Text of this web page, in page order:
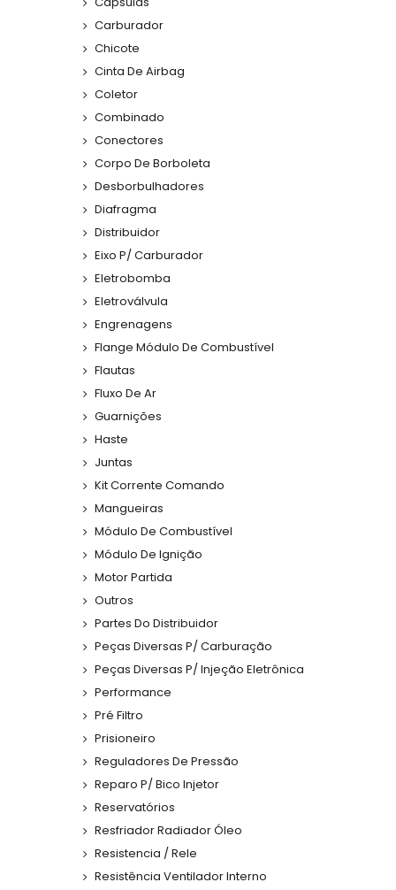
Carburador
Chicote
Cinta De Airbag
Coletor
Combinado
Conectores
Corpo De Borboleta
Desborbulhadores
Diafragma
Distribuidor
Eixo P/ Carburador
Eletrobomba
Eletroválvula
Engrenagens
Flange Módulo De Combustível
Flautas
Fluxo De Ar
Guarnições
Haste
Juntas
Kit Corrente Comando
Mangueiras
Módulo De Combustível
Módulo De Ignição
Motor Partida
Outros
Partes Do Distribuidor
Peças Diversas P/ Carburação
Peças Diversas P/ Injeção Eletrônica
Performance
Pré Filtro
Prisioneiro
Reguladores De Pressão
Reparo P/ Bico Injetor
Reservatórios
Resfriador Radiador Óleo
Resistencia / Rele
Resistência Ventilador Interno